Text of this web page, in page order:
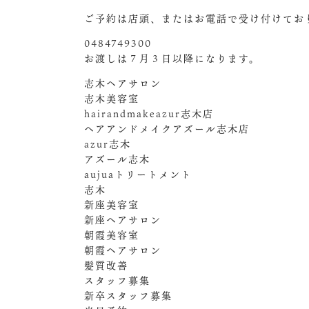
ご予約は店頭、またはお電話で受け付けてお
0484749300
お渡しは７月３日以降になります。
志木ヘアサロン
志木美容室
hairandmakeazur志木店
ヘアアンドメイクアズール志木店
azur志木
アズール志木
aujuaトリートメント
志木
新座美容室
新座ヘアサロン
朝霞美容室
朝霞ヘアサロン
髪質改善
スタッフ募集
新卒スタッフ募集